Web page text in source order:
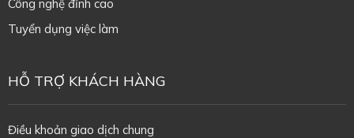
Công nghệ đỉnh cao
Tuyển dụng việc làm
HỖ TRỢ KHÁCH HÀNG
Điều khoản giao dịch chung